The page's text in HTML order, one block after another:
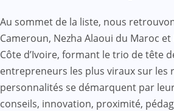
Au sommet de la liste, nous
Cameroun, Nezha Alaoui du Maroc
Côte d’Ivoire, formant le trio de tête
entrepreneurs les plus viraux sur les
personnalités se démarquent par
conseils, innovation, proximité,